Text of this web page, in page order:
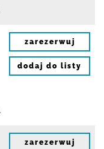
zarezerwuj
dodaj do listy
zarezerwuj